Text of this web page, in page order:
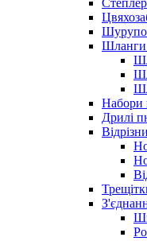
Шланги
Набори
Дрилі